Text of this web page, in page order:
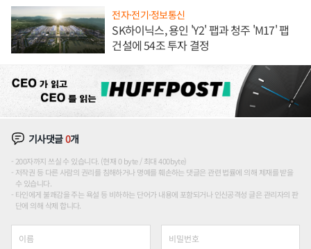
전자·전기·정보통신
SK하이닉스, 용인 'Y2' 팹과 청주 'M17' 팹
건설에 54조 투자 결정
기사댓글0개
200자까지 쓰실 수 있습니다. (현재 0 byte / 최대 400byte)
저작권 등 다른 사람의 권리를 침해하거나 명예를 훼손하는 댓글은 관련 법률에 의해 제재를 받을
수 있습니다.
타인에게 불쾌감을 주는 욕설 등 비하하는 단어가 내용에 포함되거나 인신공격성 글은 관리자의 판
단에 의해 삭제 합니다.